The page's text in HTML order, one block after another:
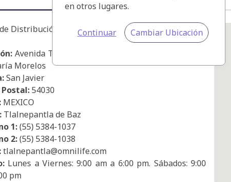
en otros lugares.
Continuar Cambiar Ubicación
Distribución Tlalnepantla
Avenida Toltecas # 54. Entre Felipe Berriozábal y
Morelos
San Javier
54030
MEXICO
Tlalnepantla de Baz
1:(55) 5384-1037
2:(55) 5384-1038
tlalnepantla@omnilife.com
Lunes a Viernes: 9:00 am a 6:00 pm. Sábados: 9:00
pm